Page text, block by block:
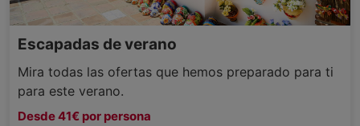
Escapadas de verano
Mira todas las ofertas que hemos preparado para ti
para este verano.
Desde 41€ por persona